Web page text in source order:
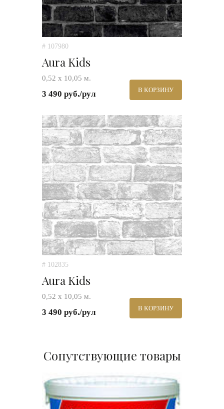
# 107980
Aura Kids
0,52 х 10,05 м.
3 490 руб./рул В КОРЗИНУ
# 102835
Aura Kids
0,52 х 10,05 м.
3 490 руб./рул В КОРЗИНУ
Сопутствующие товары